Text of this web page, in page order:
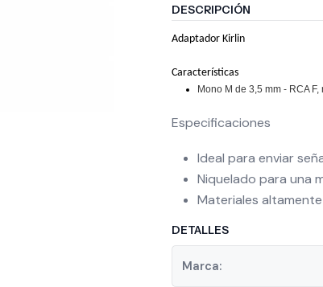
DESCRIPCIÓN
Adaptador Kirlin
Características
Mono M de 3,5 mm - RCA
Especificaciones
Ideal para enviar
Niquelado para una
Materiales
DETALLES
Marca: